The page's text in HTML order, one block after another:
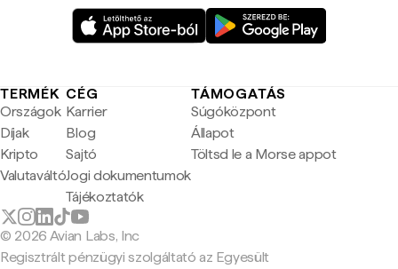
TERMÉK
Országok
Díjak
Kripto
Valutaváltó
CÉG
Karrier
Blog
Sajtó
Jogi dokumentumok
Tájékoztatók
TÁMOGATÁS
Súgóközpont
Állapot
Töltsd le a Morse appot
© 2026 Avian Labs, Inc
Regisztrált pénzügyi szolgáltató az Egyesült